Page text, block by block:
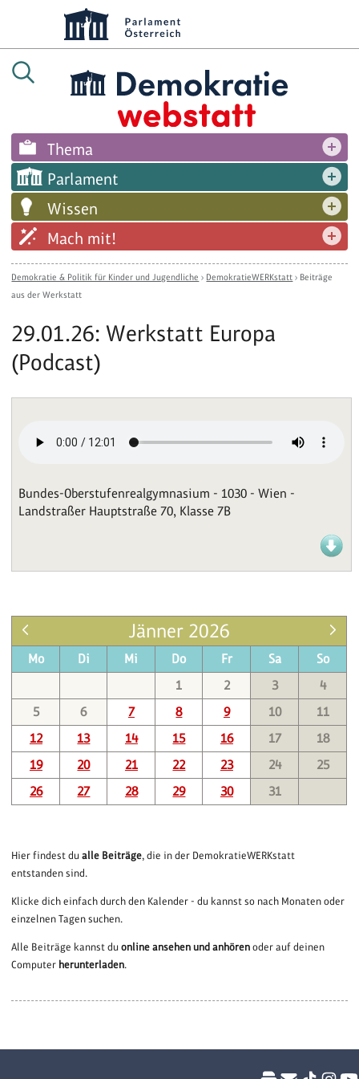
Thema
Parlament
Wissen
Mach mit!
Demokratie & Politik für Kinder und Jugendliche › DemokratieWERKstatt › Beiträge
aus der Werkstatt
29.01.26: Werkstatt Europa
(Podcast)
Bundes-Oberstufenrealgymnasium - 1030 - Wien -
Landstraßer Hauptstraße 70, Klasse 7B
Jänner 2026
Mo Di Mi Do Fr Sa
So
1
2 3
4
5
6 7 8 9 10
11
12
13 14 15 16 17
18
19
20 21 22 23 24
25
26
27 28 29 30 31
Hier findest dualle Beiträge, die in der DemokratieWERKstatt
entstanden sind.
Klicke dich einfach durch den Kalender - du kannst so nach Monaten oder
einzelnen Tagen suchen.
Alle Beiträge kannst duonline ansehen und anhören oder auf deinen
Computer herunterladen.